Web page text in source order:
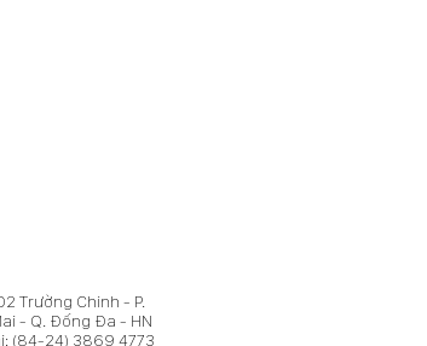
Trường Chinh - P.
- Q. Đống Đa - HN
(84-24) 3869 4773